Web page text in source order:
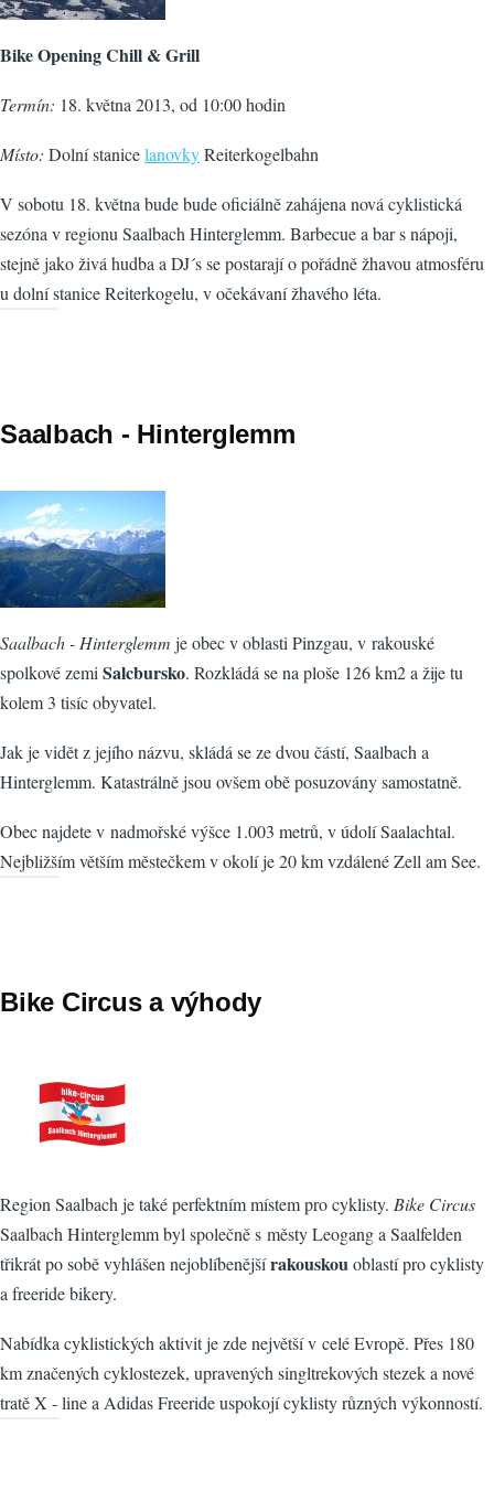
Bike Opening Chill & Grill
Termín: 18. května 2013, od 10:00 hodin
Místo: Dolní stanicelanovkyReiterkogelbahn
V sobotu 18. května bude bude oficiálně zahájena nová cyklistická
sezóna v regionu Saalbach Hinterglemm. Barbecue a bar s nápoji,
stejně jako živá hudba a DJ´s se postarají o pořádně žhavou atmosféru
u dolní stanice Reiterkogelu, v očekávaní žhavého léta.
Saalbach - Hinterglemm
Saalbach - Hinterglemm je obec v oblasti Pinzgau, v rakouské
spolkové zemi Salcbursko. Rozkládá se na ploše 126 km2 a žije tu
kolem 3 tisíc obyvatel.
Jak je vidět z jejího názvu, skládá se ze dvou částí, Saalbach a
Hinterglemm. Katastrálně jsou ovšem obě posuzovány samostatně.
Obec najdete v nadmořské výšce 1.003 metrů, v údolí Saalachtal.
Nejbližším větším městečkem v okolí je 20 km vzdálené Zell am See.
Bike Circus a výhody
Region Saalbach je také perfektním místem pro cyklisty. Bike Circus
Saalbach Hinterglemm byl společně s městy Leogang a Saalfelden
třikrát po sobě vyhlášen nejoblíbenějšírakouskouoblastí pro cyklisty
a freeride bikery.
Nabídka cyklistických aktivit je zde největší v celé Evropě. Přes 180
km značených cyklostezek, upravených singltrekových stezek a nové
tratě X - line a Adidas Freeride uspokojí cyklisty různých výkonností.